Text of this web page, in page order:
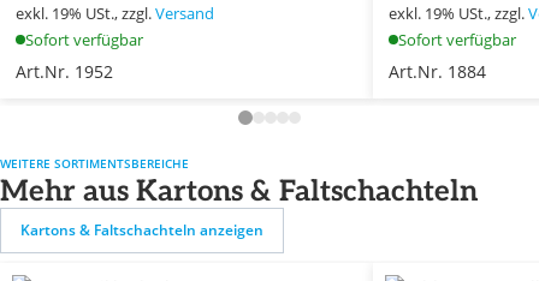
exkl. 19% USt., zzgl.Versand
Sofort verfügbar
Art.Nr. 1952
exkl. 19% USt., zzgl.
Sofort verfügbar
Art.Nr. 1884
WEITERE SORTIMENTSBEREICHE
Mehr aus Kartons & Faltschachteln
Kartons & Faltschachteln anzeigen